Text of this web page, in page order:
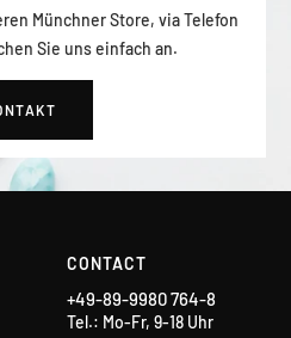
Münchner Store, via Telefon
Sie uns einfach an.
CONTACT
+49-89-9980 764-8
Tel.: Mo-Fr, 9-18 Uhr